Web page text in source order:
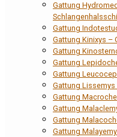
Gattung
Gattung
Gattung Kinixys –
Gattung
Gattung
Gattung
Gattung
Gattung
Gattung
Gattung
Gattung